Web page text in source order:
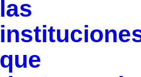
las
que